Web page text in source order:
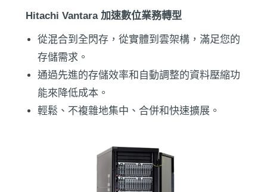
Hitachi Vantara 加速數位業務轉型
從混合到全閃存，從實體到雲架構，滿足您的
存儲需求。
通過先進的存儲效率和自動調整的資料壓縮功
能來降低成本。
輕鬆、不複雜地集中、合併和快速擴展。